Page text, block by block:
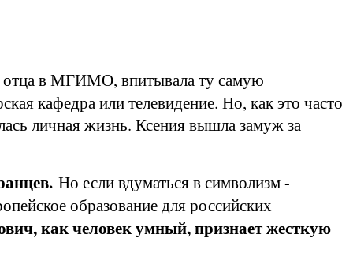
отца в МГИМО, впитывала ту самую
кафедра или телевидение. Но, как это часто
личная жизнь. Ксения вышла замуж за
Но если вдуматься в символизм -
образование для российских
как человек умный, признает жесткую